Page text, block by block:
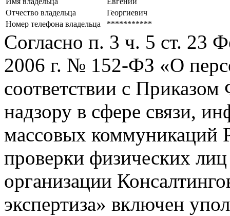
Отчество владельца
Георгиевич
Номер телефона владельца
***********
Согласно п. 3 ч. 5 ст. 23
2006 г. № 152-ФЗ «О
соответствии с
надзору в сфере связи,
массовых коммуникаций
проверки физических
организации
экспертиза» включен